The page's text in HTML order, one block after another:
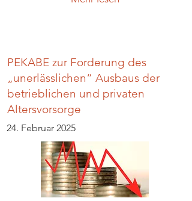
PEKABE zur Forderung des
„unerlässlichen“ Ausbaus der
betrieblichen und privaten
Altersvorsorge
24. Februar 2025